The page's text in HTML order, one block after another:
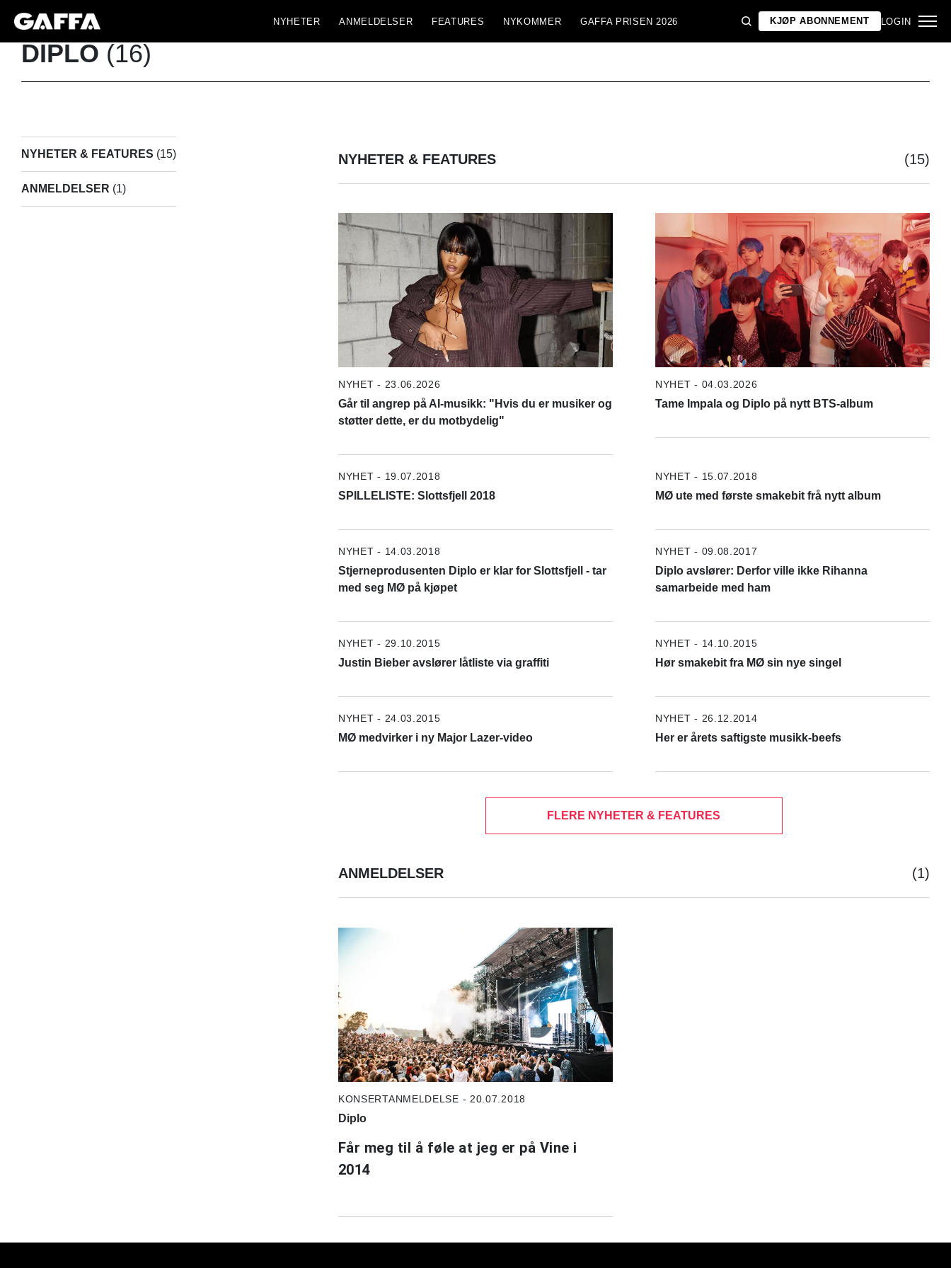
NYHETER ANMELDELSER FEATURES NYKOMMER GAFFA PRISEN 2026 KJØP ABONNEMENT LOGIN
DIPLO (16)
NYHETER & FEATURES (15)
ANMELDELSER (1)
NYHETER & FEATURES (15)
NYHET - 23.06.2026
Går til angrep på AI-musikk: "Hvis du er musiker og
støtter dette, er du motbydelig"
NYHET - 04.03.2026
Tame Impala og Diplo på nytt BTS-album
NYHET - 19.07.2018
SPILLELISTE: Slottsfjell 2018
NYHET - 15.07.2018
MØ ute med første smakebit frå nytt album
NYHET - 14.03.2018
Stjerneprodusenten Diplo er klar for Slottsfjell - tar
med seg MØ på kjøpet
NYHET - 09.08.2017
Diplo avslører: Derfor ville ikke Rihanna
samarbeide med ham
NYHET - 29.10.2015
Justin Bieber avslører låtliste via graffiti
NYHET - 14.10.2015
Hør smakebit fra MØ sin nye singel
NYHET - 24.03.2015
MØ medvirker i ny Major Lazer-video
NYHET - 26.12.2014
Her er årets saftigste musikk-beefs
FLERE NYHETER & FEATURES
ANMELDELSER (1)
KONSERTANMELDELSE - 20.07.2018
Diplo
Får meg til å føle at jeg er på Vine i
2014